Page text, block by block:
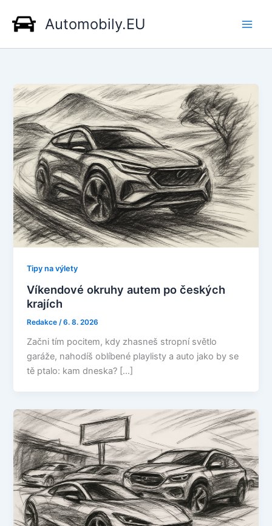
obsah
Automobily.EU
Tipy na výlety
Víkendové okruhy autem po českých
krajích
Redakce /6. 8. 2026
Začni tím pocitem, kdy zhasneš stropní světlo
garáže, nahodíš oblíbené playlisty a auto jako by se
tě ptalo: kam dneska? […]